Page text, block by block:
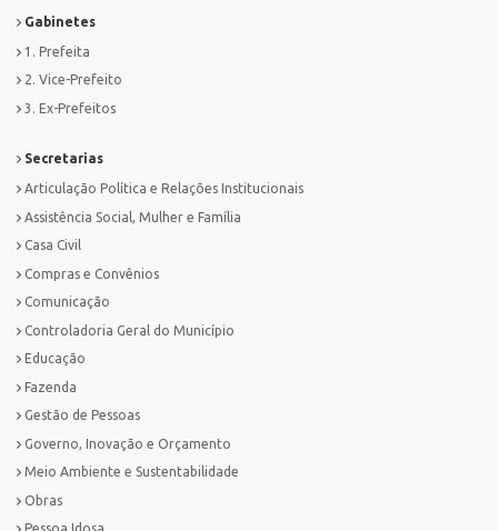
Gabinetes
1. Prefeita
2. Vice-Prefeito
3. Ex-Prefeitos
Secretarias
Articulação Política e Relações Institucionais
Assistência Social, Mulher e Família
Casa Civil
Compras e Convênios
Comunicação
Controladoria Geral do Município
Educação
Fazenda
Gestão de Pessoas
Governo, Inovação e Orçamento
Meio Ambiente e Sustentabilidade
Obras